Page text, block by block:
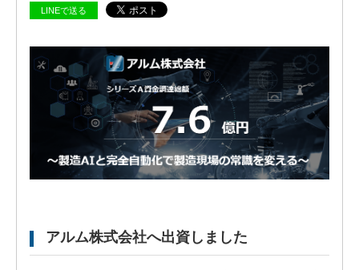
ジョ
バル
ネッ
LINEで送る
アルム株式会社へ出資しました